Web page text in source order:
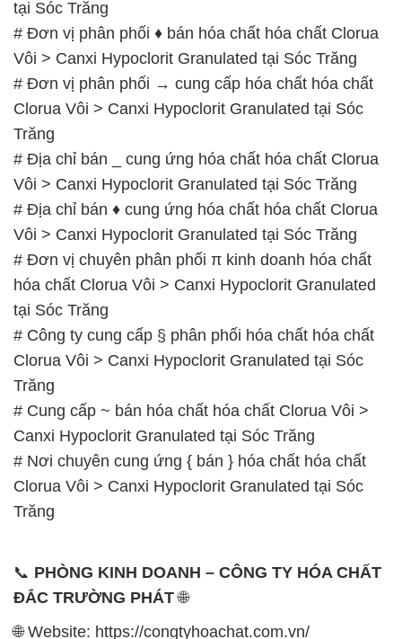
Vôi > Canxi Hypoclorit Granulated tại Sóc Trăng
# Đơn vị chuyên phân phối π kinh doanh hóa chất
hóa chất Clorua Vôi > Canxi Hypoclorit Granulated
tại Sóc Trăng
# Công ty cung cấp § phân phối hóa chất hóa chất
Clorua Vôi > Canxi Hypoclorit Granulated tại Sóc
Trăng
# Cung cấp ~ bán hóa chất hóa chất Clorua Vôi >
Canxi Hypoclorit Granulated tại Sóc Trăng
# Nơi chuyên cung ứng { bán } hóa chất hóa chất
Clorua Vôi > Canxi Hypoclorit Granulated tại Sóc
Trăng
📞PHÒNG KINH DOANH – CÔNG TY HÓA CHẤT
ĐẮC TRƯỜNG PHÁT
🌐 Website: https://congtyhoachat.com.vn/
📞 Hotline:
– 0933.920.505 – 028.3504.5555
– 028.3756.1835 – 028.3756.1840 –
– 0932.660.696 – 0901.326.566 – 0906.387.866 –
0902.765.866
📧 Email: hoachat@dactruongphat.vn